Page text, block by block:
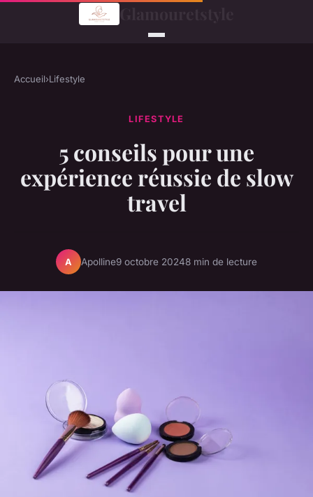
Accueil›Lifestyle
LIFESTYLE
5 conseils pour une
expérience réussie de slow
travel
A Apolline9 octobre 20248 min de lecture